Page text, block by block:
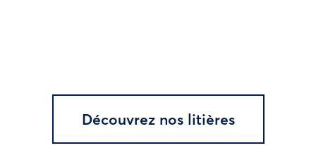
Découvrez nos litières